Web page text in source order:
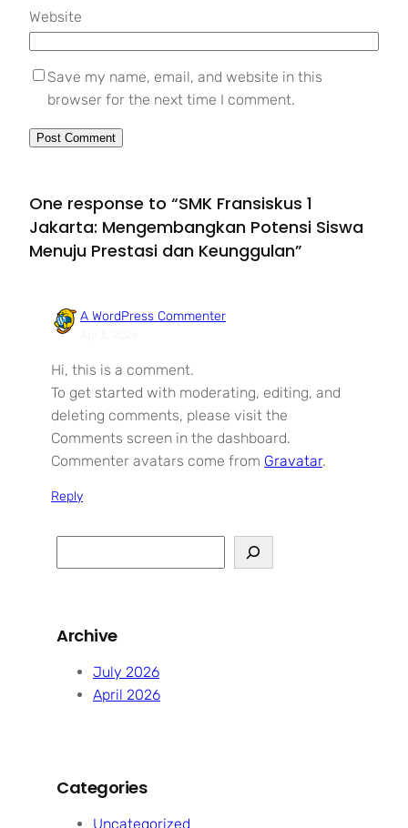
Website
Save my name, email, and website in this
browser for the next time I comment.
One response to “SMK Fransiskus 1
Jakarta: Mengembangkan Potensi Siswa
Menuju Prestasi dan Keunggulan”
A WordPress Commenter
Hi, this is a comment.
To get started with moderating, editing, and
deleting comments, please visit the
Comments screen in the dashboard.
Commenter avatars come from Gravatar.
Reply
e
c
Archive
July 2026
April 2026
Categories
Uncategorized